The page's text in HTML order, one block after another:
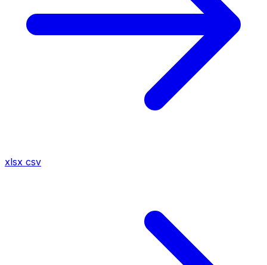
xlsx csv